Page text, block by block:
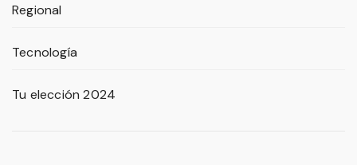
Regional
Tecnología
Tu elección 2024